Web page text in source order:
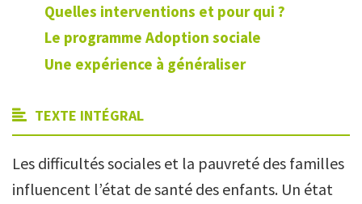
Quelles interventions et pour qui ?
Le programme Adoption sociale
Une expérience à généraliser
TEXTE INTÉGRAL
Les difficultés sociales et la pauvreté des familles
influencent l’état de santé des enfants. Un état